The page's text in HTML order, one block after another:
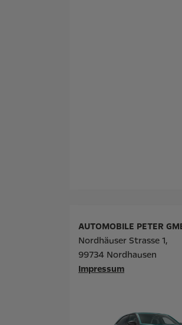
AUTOMOBILE PETER
Nordhäuser Strasse 1,
99734 Nordhausen
Impressum